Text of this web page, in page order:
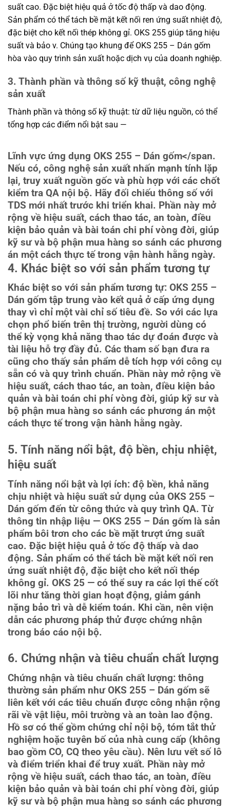
suất cao. Đặc biệt hiệu quả ở tốc độ thấp và dao động.
Sản phẩm có thể tách bề mặt kết nối ren ứng suất nhiệt độ,
đặc biệt cho kết nối thép không gỉ. OKS 255 giúp tăng hiệu
suất và bảo v. Chúng tạo khung để OKS 255 – Dán gốm
hòa vào quy trình sản xuất hoặc dịch vụ của doanh nghiệp.
3. Thành phần và thông số kỹ thuật, công nghệ
sản xuất
Thành phần và thông số kỹ thuật: từ dữ liệu nguồn, có thể
tổng hợp các điểm nổi bật sau —
Lĩnh vực ứng dụng OKS 255 – Dán gốm</span.
Nếu có, công nghệ sản xuất nhấn mạnh tính lặp
lại, truy xuất nguồn gốc và phù hợp với các chốt
kiểm tra QA nội bộ. Hãy đối chiếu thông số với
TDS mới nhất trước khi triển khai. Phần này mở
rộng về hiệu suất, cách thao tác, an toàn, điều
kiện bảo quản và bài toán chi phí vòng đời, giúp
kỹ sư và bộ phận mua hàng so sánh các phương
án một cách thực tế trong vận hành hằng ngày.
4. Khác biệt so với sản phẩm tương tự
Khác biệt so với sản phẩm tương tự: OKS 255 –
Dán gốm tập trung vào kết quả ở cấp ứng dụng
thay vì chỉ một vài chỉ số tiêu đề. So với các lựa
chọn phổ biến trên thị trường, người dùng có
thể kỳ vọng khả năng thao tác dự đoán được và
tài liệu hỗ trợ đầy đủ. Các tham số bạn đưa ra
cũng cho thấy sản phẩm dễ tích hợp với công cụ
sẵn có và quy trình chuẩn. Phần này mở rộng về
hiệu suất, cách thao tác, an toàn, điều kiện bảo
quản và bài toán chi phí vòng đời, giúp kỹ sư và
bộ phận mua hàng so sánh các phương án một
cách thực tế trong vận hành hằng ngày.
5. Tính năng nổi bật, độ bền, chịu nhiệt,
hiệu suất
Tính năng nổi bật và lợi ích: độ bền, khả năng
chịu nhiệt và hiệu suất sử dụng của OKS 255 –
Dán gốm đến từ công thức và quy trình QA. Từ
thông tin nhập liệu — OKS 255 – Dán gốm là sản
phẩm bôi trơn cho các bề mặt trượt ứng suất
cao. Đặc biệt hiệu quả ở tốc độ thấp và dao
động. Sản phẩm có thể tách bề mặt kết nối ren
ứng suất nhiệt độ, đặc biệt cho kết nối thép
không gỉ. OKS 25 — có thể suy ra các lợi thế cốt
lõi như tăng thời gian hoạt động, giảm gánh
nặng bảo trì và dễ kiểm toán. Khi cần, nên viện
dẫn các phương pháp thử được chứng nhận
trong báo cáo nội bộ.
6. Chứng nhận và tiêu chuẩn chất lượng
Chứng nhận và tiêu chuẩn chất lượng: thông
thường sản phẩm như OKS 255 – Dán gốm sẽ
liên kết với các tiêu chuẩn được công nhận rộng
rãi về vật liệu, môi trường và an toàn lao động.
Hồ sơ có thể gồm chứng chỉ nội bộ, tóm tắt thử
nghiệm hoặc tuyên bố của nhà cung cấp (không
bao gồm CO, CQ theo yêu cầu). Nên lưu vết số lô
và điểm triển khai để truy xuất. Phần này mở
rộng về hiệu suất, cách thao tác, an toàn, điều
kiện bảo quản và bài toán chi phí vòng đời, giúp
kỹ sư và bộ phận mua hàng so sánh các phương